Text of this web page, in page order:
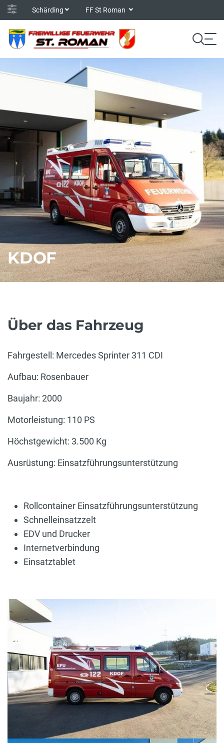
Schärding FF St Roman
KDOF
Über das Fahrzeug
Fahrgestell: Mercedes Sprinter 311 CDI
Aufbau: Rosenbauer
Baujahr: 2000
Motorleistung: 110 PS
Höchstgewicht: 3.500 Kg
Ausrüstung: Einsatzführungsunterstützung
Rollcontainer Einsatzführungsunterstützung
Schnelleinsatzzelt
EDV und Drucker
Internetverbindung
Einsatztablet